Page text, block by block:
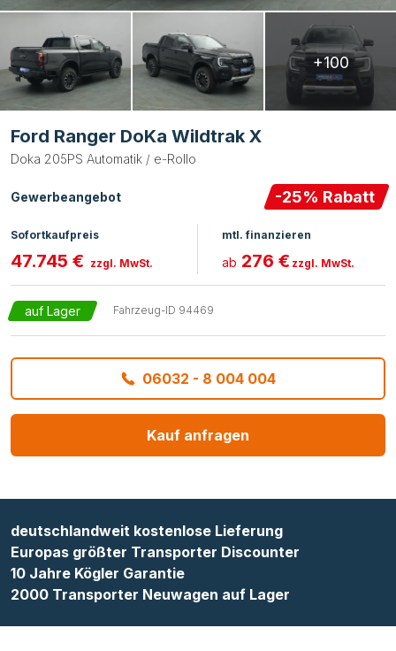
+100
Ford Ranger DoKa Wildtrak X
Doka 205PS Automatik / e-Rollo
Gewerbeangebot -25% Rabatt
Sofortkaufpreis
47.745 € zzgl. MwSt.
mtl. finanzieren
ab 276 € zzgl. MwSt.
auf Lager Fahrzeug-ID 94469
06032 - 8 004 004
Kauf anfragen
deutschlandweit kostenlose Lieferung
Europas größter Transporter Discounter
10 Jahre Kögler Garantie
2000 Transporter Neuwagen auf Lager